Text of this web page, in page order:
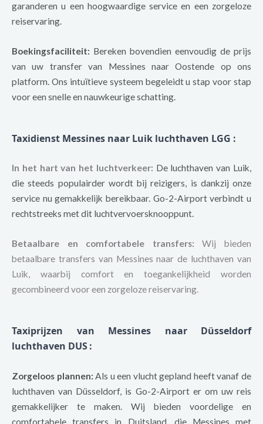
garanderen u een hoogwaardige service en een zorgeloze
reiservaring.
Boekingsfaciliteit: Bereken bovendien eenvoudig de prijs
van uw transfer van Messines naar Oostende op ons
platform. Ons intuïtieve systeem begeleidt u stap voor stap
voor een snelle en nauwkeurige schatting.
Taxidienst Messines naar Luik luchthaven LGG :
In het hart van het luchtverkeer: De luchthaven van Luik,
die steeds populairder wordt bij reizigers, is dankzij onze
service nu gemakkelijk bereikbaar. Go-2-Airport verbindt u
rechtstreeks met dit luchtvervoersknooppunt.
Betaalbare en comfortabele transfers: Wij bieden
betaalbare transfers van Messines naar de luchthaven van
Luik, waarbij comfort en toegankelijkheid worden
gecombineerd voor een zorgeloze reiservaring.
Taxiprijzen van Messines naar Düsseldorf
luchthaven DUS:
Zorgeloos plannen: Als u een vlucht gepland heeft vanaf de
luchthaven van Düsseldorf, is Go-2-Airport er om uw reis
gemakkelijker te maken. Wij bieden voordelige en
comfortabele transfers in Duitsland, die Messines met